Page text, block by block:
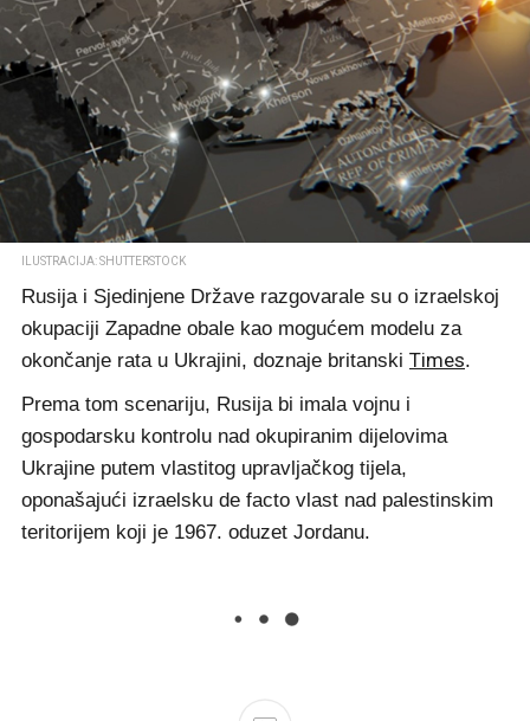
ILUSTRACIJA: SHUTTERSTOCK
Rusija i Sjedinjene Države razgovarale su o izraelskoj
okupaciji Zapadne obale kao mogućem modelu za
okončanje rata u Ukrajini, doznaje britanski Times.
Prema tom scenariju, Rusija bi imala vojnu i
gospodarsku kontrolu nad okupiranim dijelovima
Ukrajine putem vlastitog upravljačkog tijela,
oponašajući izraelsku de facto vlast nad palestinskim
teritorijem koji je 1967. oduzet Jordanu.